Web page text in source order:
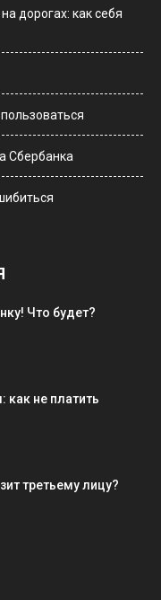
дорогах: как себя
Сбербанка
Что будет?
как не платить
третьему лицу?